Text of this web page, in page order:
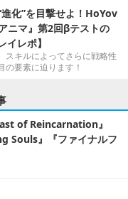
化”を目撃せよ！HoYov
ニマ』第2回βテストの
イレポ】
スキルによってさらに戦略性
の要素に迫ります！
of Reincarnation』
Souls』『ファイナルフ